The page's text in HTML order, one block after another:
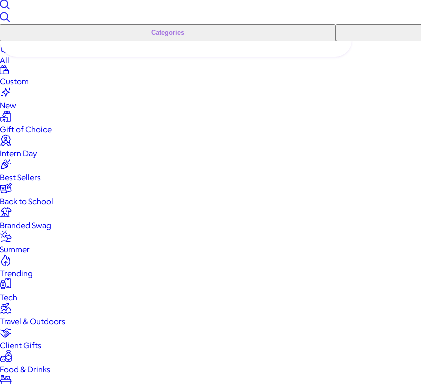
Categories
All
Custom
New
Gift of Choice
Intern Day
Best Sellers
Back to School
Branded Swag
Summer
Trending
Tech
Travel & Outdoors
Client Gifts
Food & Drinks